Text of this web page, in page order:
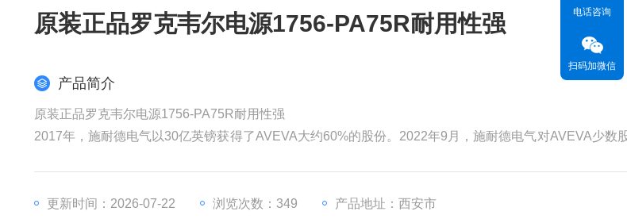
原装正品罗克韦尔电源1756-PA75R耐用性强
产品简介
原装正品罗克韦尔电源1756-PA75R耐用性强
2017年，施耐德电气以30亿英镑获得了AVEVA大约60%的股份。2022年9月，施耐德电气对AVEVA少数
全球工业部门越来越依赖数据来实现商业价值。但和其他材料一样，
更新时间：2026-07-22 浏览次数：349 产品地址：西安市
电话咨询
扫码加微信